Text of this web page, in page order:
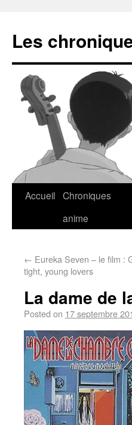
Les
Accueil Chroniques
anime
← Eureka Seven – le film :
tight, young lovers
La dame de
Posted on 17 septembre